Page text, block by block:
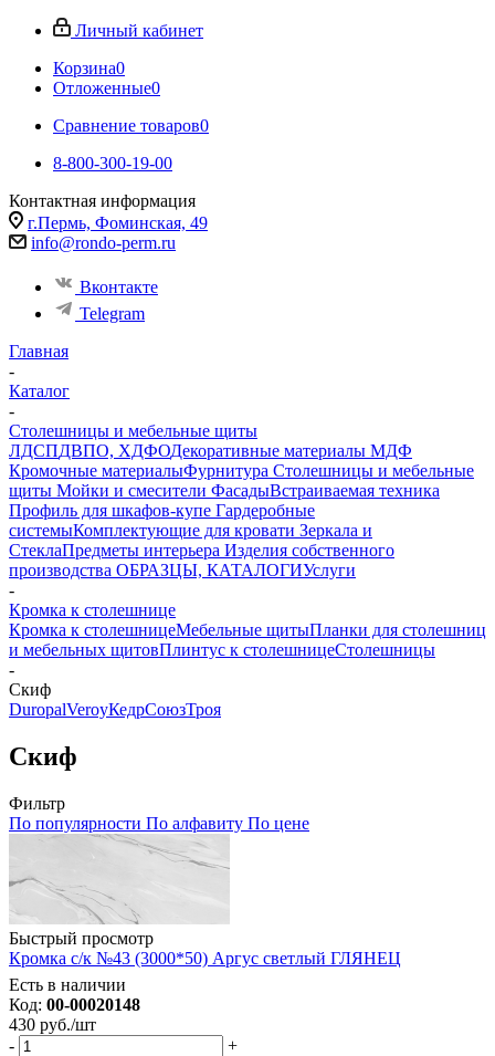
Личный кабинет
Корзина0
Отложенные0
Сравнение товаров0
8-800-300-19-00
Контактная информация
г.Пермь, Фоминская, 49
info@rondo-perm.ru
Вконтакте
Telegram
Главная
-
Каталог
-
Столешницы и мебельные щиты
ЛДСПДВПО, ХДФОДекоративные материалы МДФ
Кромочные материалыФурнитура Столешницы и мебельные
щиты Мойки и смесители ФасадыВстраиваемая техника
Профиль для шкафов-купе Гардеробные
системыКомплектующие для кровати Зеркала и
СтеклаПредметы интерьера Изделия собственного
производства ОБРАЗЦЫ, КАТАЛОГИУслуги
-
Кромка к столешнице
Кромка к столешницеМебельные щитыПланки для столешниц
и мебельных щитовПлинтус к столешницеСтолешницы
-
Скиф
DuropalVeroyКедрСоюзТроя
Скиф
Фильтр
По популярности По алфавиту По цене
Быстрый просмотр
Кромка с/к №43 (3000*50) Аргус светлый ГЛЯНЕЦ
Есть в наличии
Код: 00-00020148
430 руб./шт
-
+